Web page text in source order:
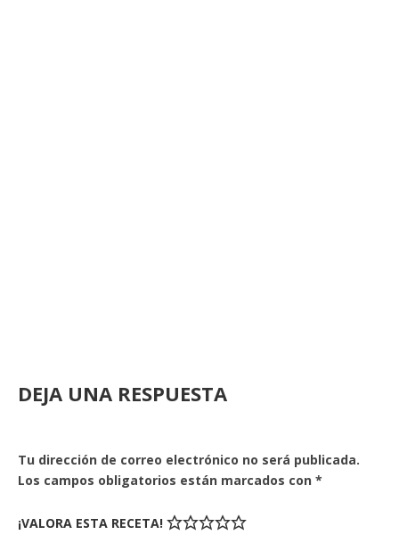
DEJA UNA RESPUESTA
Tu dirección de correo electrónico no será publicada.
Los campos obligatorios están marcados con *
¡VALORA ESTA RECETA!